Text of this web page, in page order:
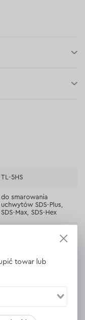
tradycyjny)
TL-5HS
do smarowania
uchwytów SDS-Plus,
SDS-Max, SDS-Hex
towar lub